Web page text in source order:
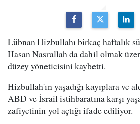
Lübnan Hizbullahı birkaç haftalık
Hasan Nasrallah da dahil olmak
düzey yöneticisini kaybetti.
Hizbullah'ın yaşadığı kayıplara ve
ABD ve İsrail istihbaratına karşı
zafiyetinin yol açtığı ifade ediliyor.